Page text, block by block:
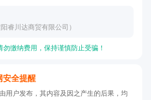
会议，分享市场动态，协助团队完
制定销售策略，参与促销活动的策
睿川达商贸有限公司）
勿缴纳费用，保持谨慎防止受骗！
安全提醒
用户发布，其内容及因之产生的后果，均